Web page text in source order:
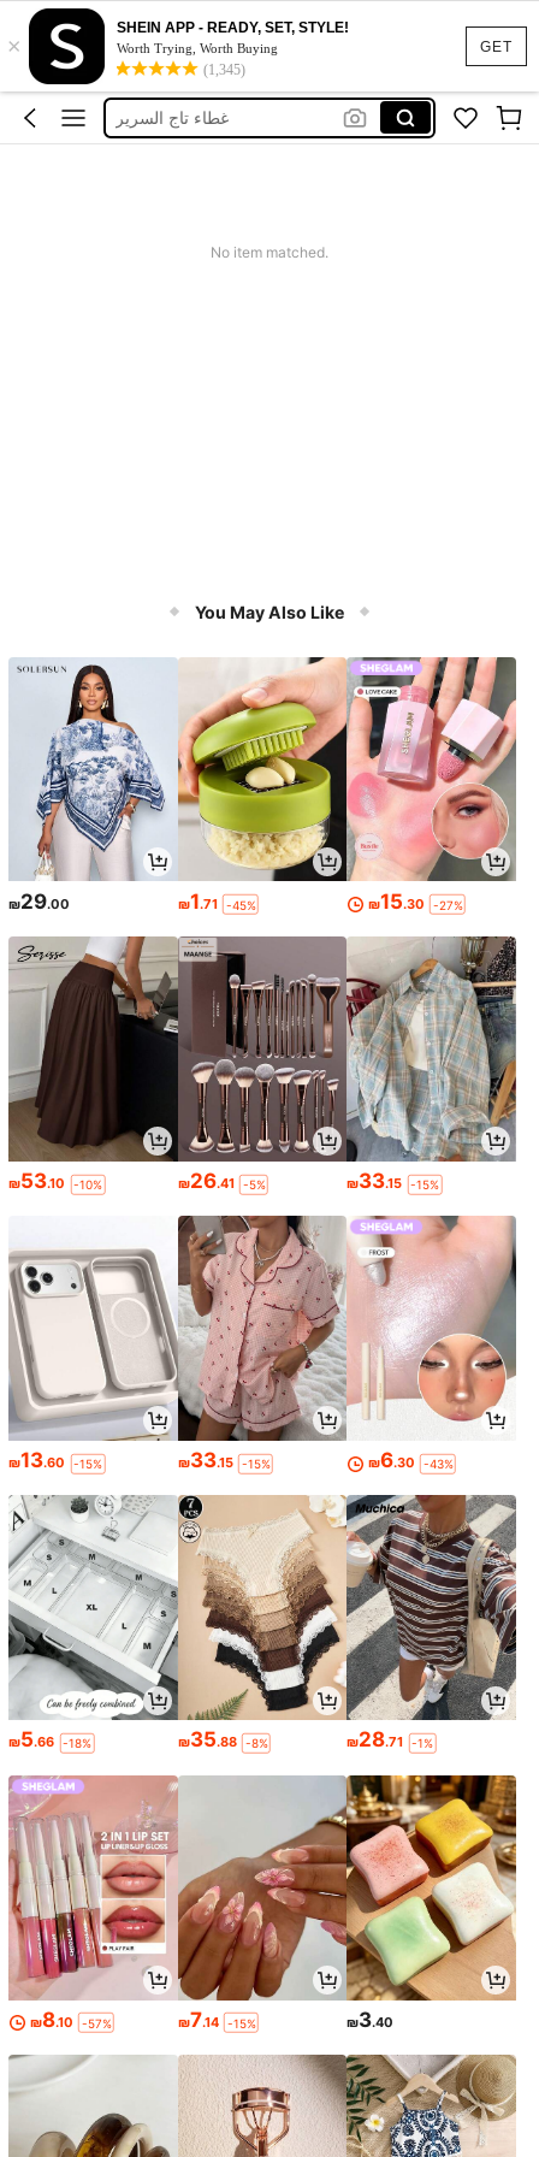
GET
×
SHEIN APP - READY, SET, STYLE!
Worth Trying, Worth Buying
(1,345)
Tête De Lit
تلبيس راس سرير
غطاء تاج السرير
No item matched.
You May Also Like
₪29.00 ₪1.71 -45% ₪15.30 -27%
₪53.10 -10% ₪26.41 -5% ₪33.15 -15%
₪13.60 -15% ₪33.15 -15% ₪6.30 -43%
₪5.66 -18% ₪35.88 -8% ₪28.71 -1%
₪8.10 -57% ₪7.14 -15% ₪3.40